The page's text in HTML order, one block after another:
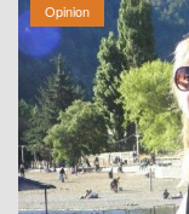
Opinion